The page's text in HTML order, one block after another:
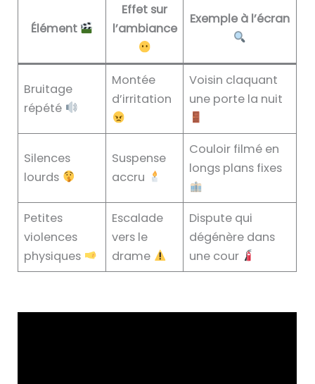
Élément
Effet sur
l’ambiance
Exemple à l’écran
Bruitage
répété
Montée
d’irritation
Voisin claquant
une porte la nuit
Silences
lourds
Suspense
accru
Couloir filmé en
longs plans fixes
Petites
violences
physiques
Escalade
vers le
drame
Dispute qui
dégénère dans
une cour